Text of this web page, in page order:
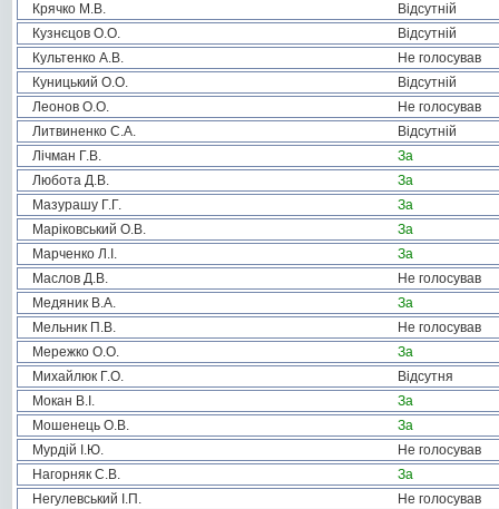
Крячко М.В.
Відсутній
Кузнєцов О.О.
Відсутній
Культенко А.В.
Не голосував
Куницький О.О.
Відсутній
Леонов О.О.
Не голосував
Литвиненко С.А.
Відсутній
Лічман Г.В.
За
Любота Д.В.
За
Мазурашу Г.Г.
За
Маріковський О.В.
За
Марченко Л.І.
За
Маслов Д.В.
Не голосував
Медяник В.А.
За
Мельник П.В.
Не голосував
Мережко О.О.
За
Михайлюк Г.О.
Відсутня
Мокан В.І.
За
Мошенець О.В.
За
Мурдій І.Ю.
Не голосував
Нагорняк С.В.
За
Негулевський І.П.
Не голосував